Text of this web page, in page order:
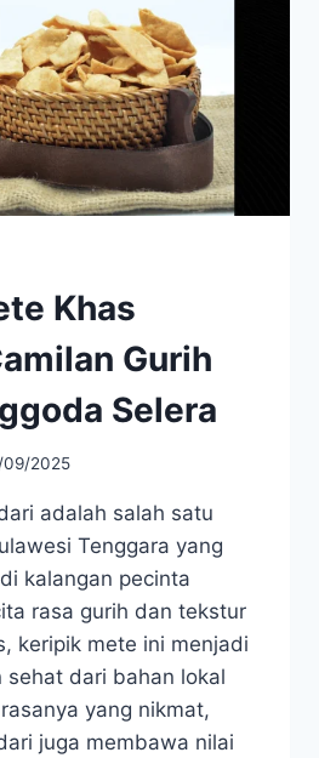
Khas
Gurih
Selera
09/2025
adalah salah satu
Tenggara yang
kalangan pecinta
rasa gurih dan tekstur
keripik mete ini menjadi
sehat dari bahan lokal
yang nikmat,
juga membawa nilai